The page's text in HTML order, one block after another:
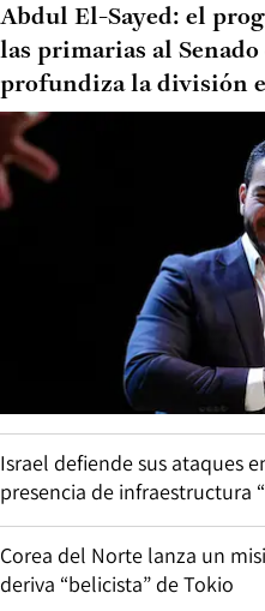
Abdul El-Sayed: el
las primarias al
profundiza la división
Israel defiende sus ataques
presencia de infraestructura
Corea del Norte lanza un
deriva “belicista” de Tokio